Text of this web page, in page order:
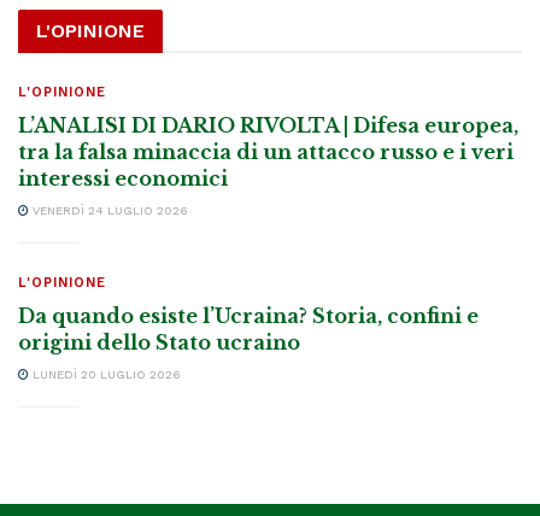
L'OPINIONE
L'OPINIONE
L’ANALISI DI DARIO RIVOLTA | Difesa europea,
tra la falsa minaccia di un attacco russo e i veri
interessi economici
VENERDÌ 24 LUGLIO 2026
L'OPINIONE
Da quando esiste l’Ucraina? Storia, confini e
origini dello Stato ucraino
LUNEDÌ 20 LUGLIO 2026